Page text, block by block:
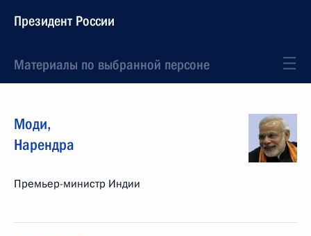
Президент России
Материалы по выбранной персоне
Моди,
Нарендра
Премьер-министр Индии